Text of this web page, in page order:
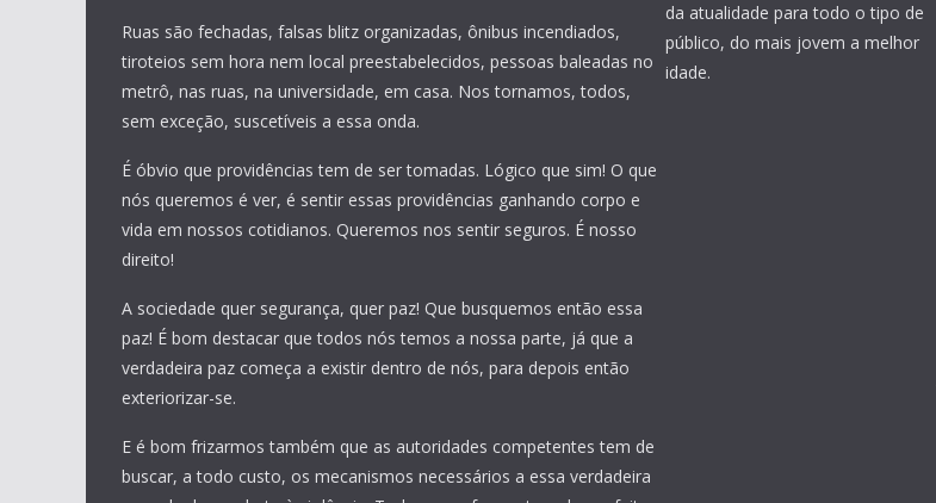
Ruas são fechadas, falsas blitz organizadas, ônibus incendiados,
tiroteios sem hora nem local preestabelecidos, pessoas baleadas no
metrô, nas ruas, na universidade, em casa. Nos tornamos, todos,
sem exceção, suscetíveis a essa onda.
É óbvio que providências tem de ser tomadas. Lógico que sim! O que
nós queremos é ver, é sentir essas providências ganhando corpo e
vida em nossos cotidianos. Queremos nos sentir seguros. É nosso
direito!
A sociedade quer segurança, quer paz! Que busquemos então essa
paz! É bom destacar que todos nós temos a nossa parte, já que a
verdadeira paz começa a existir dentro de nós, para depois então
exteriorizar-se.
E é bom frizarmos também que as autoridades competentes tem de
buscar, a todo custo, os mecanismos necessários a essa verdadeira
da atualidade para todo o tipo de
público, do mais jovem a melhor
idade.